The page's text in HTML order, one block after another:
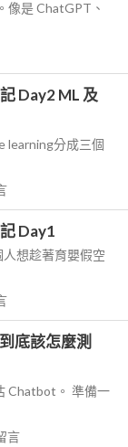
像是 ChatGPT、
Day2 ML 及
learning分成三個
Day1
想趁著育嬰假空
底該怎麼測
Chatbot。 準備一
言